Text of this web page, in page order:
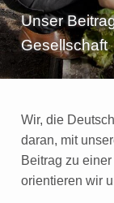
e
n
Unser
Gesellschaft
Wir, die
daran, mit
Beitrag zu
orientieren wir